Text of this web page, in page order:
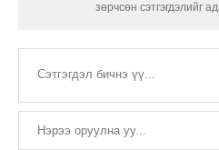
зөрчсөн сэтгэгдэлийг